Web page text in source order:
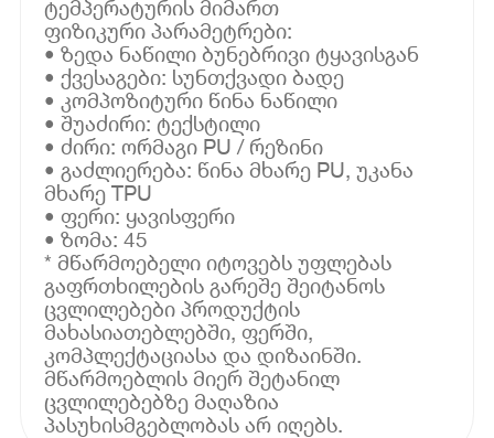
ტემპერატურის მიმართ
ფიზიკური პარამეტრები:
• ზედა ნაწილი ბუნებრივი ტყავისგან
• ქვესაგები: სუნთქვადი ბადე
• კომპოზიტური წინა ნაწილი
• შუაძირი: ტექსტილი
• ძირი: ორმაგი PU / რეზინი
• გაძლიერება: წინა მხარე PU, უკანა
მხარე TPU
• ფერი: ყავისფერი
• ზომა: 45
* მწარმოებელი იტოვებს უფლებას
გაფრთხილების გარეშე შეიტანოს
ცვლილებები პროდუქტის
მახასიათებლებში, ფერში,
კომპლექტაციასა და დიზაინში.
მწარმოებლის მიერ შეტანილ
ცვლილებებზე მაღაზია
პასუხისმგებლობას არ იღებს.